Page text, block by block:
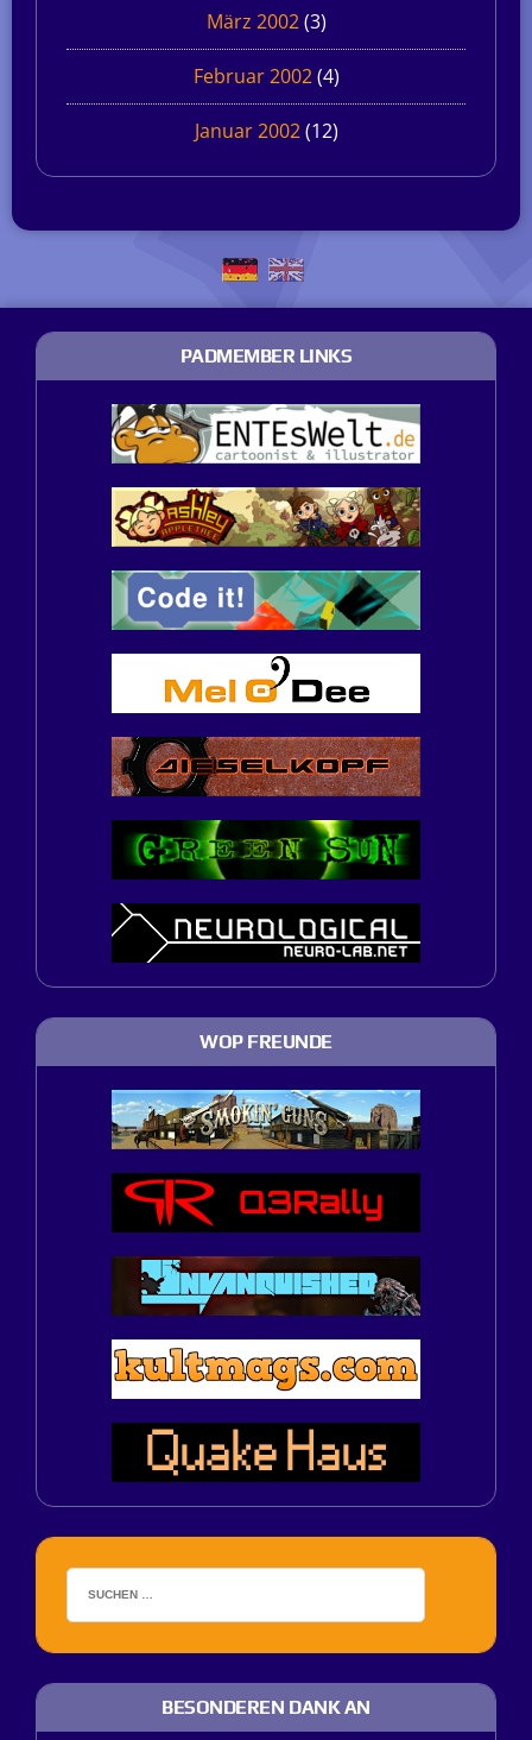
März 2002(3)
Februar 2002(4)
Januar 2002(12)
PADMEMBER LINKS
WOP FREUNDE
BESONDEREN DANK AN